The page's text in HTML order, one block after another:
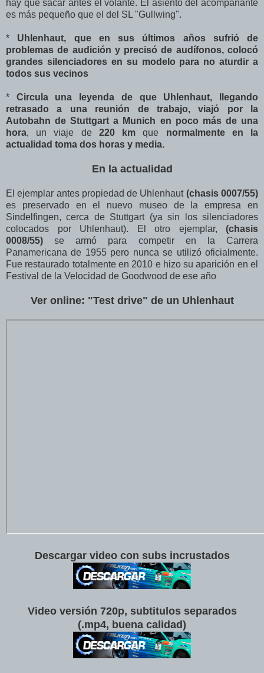
hay que sacar antes el volante. El asiento del acompañante
es más pequeño que el del SL "Gullwing".
* Uhlenhaut, que en sus últimos años sufrió de
problemas de audición y precisó de audífonos, colocó
grandes silenciadores en su modelo para no aturdir a
todos sus vecinos
* Circula una leyenda de que Uhlenhaut, llegando
retrasado a una reunión de trabajo, viajó por la
Autobahn de Stuttgart a Munich en poco más de una
hora, un viaje de220 km que normalmente en la
actualidad toma dos horas y media.
En la actualidad
El ejemplar antes propiedad de Uhlenhaut (chasis0007/55)
es preservado en el nuevo museo de la empresa en
Sindelfingen, cerca de Stuttgart (ya sin los silenciadores
colocados por Uhlenhaut).
El otro ejemplar, (chasis
0008/55) se armó para competir en la Carrera
Panamericana de 1955 pero nunca se utilizó oficialmente.
Fue restaurado totalmente en 2010 e hizo su aparición en el
Festival de la Velocidad de Goodwood de ese año
Ver online: "Test drive" de un Uhlenhaut
Descargar video con subs incrustados
Video versión 720p, subtitulos separados
(.mp4, buena calidad)